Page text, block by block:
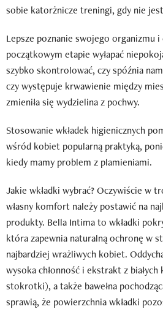
sobie katorżnicze treningi, gdy nie
Lepsze poznanie swojego organizmu
początkowym etapie wyłapać
szybko skontrolować, czy spóźnia
czy występuje krwawienie między
zmieniła się wydzielina z pochwy.
Stosowanie wkładek higienicznych
wśród kobiet popularną praktyką,
kiedy mamy problem z plamieniami.
Jakie wkładki wybrać? Oczywiście w
własny komfort należy postawić na
produkty. Bella Intima to wkładki
która zapewnia naturalną ochronę w
najbardziej wrażliwych kobiet.
wysoka chłonność i ekstrakt z
stokrotki), a także bawełna
sprawią, że powierzchnia wkładki